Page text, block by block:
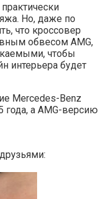
Но, даже по
что кроссовер
обвесом AMG,
чтобы
интерьера будет
Mercedes-Benz
года, а AMG-версию